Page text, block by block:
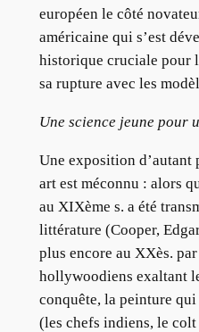
européen le côté
américaine qui s’est
historique cruciale pour
sa rupture avec les
Une science jeune pour
Une exposition d’autant
art est méconnu : alors
au XIXème s. a été
littérature (Cooper,
plus encore au XXès.
hollywoodiens exaltant
conquête, la peinture qui
(les chefs indiens, le